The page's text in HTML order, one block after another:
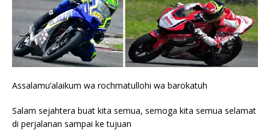
Assalamu’alaikum wa rochmatullohi wa barokatuh
Salam sejahtera buat kita semua, semoga kita semua selamat
di perjalanan sampai ke tujuan